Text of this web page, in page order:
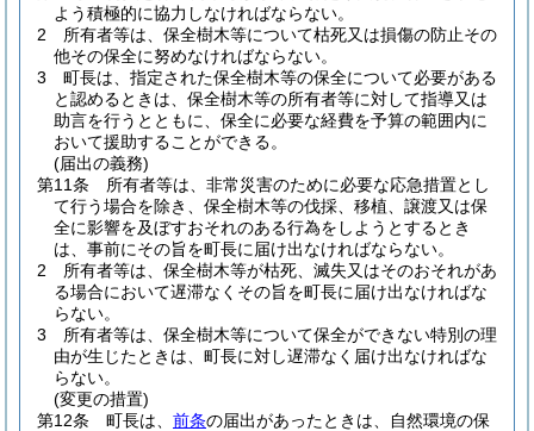
よう積極的に協力しなければならない。
2
所有者等は、保全樹木等について枯死又は損傷の防止その
他その保全に努めなければならない。
3
町長は、指定された保全樹木等の保全について必要がある
と認めるときは、保全樹木等の所有者等に対して指導又は
助言を行うとともに、保全に必要な経費を予算の範囲内に
おいて援助することができる。
(届出の義務)
第11条
所有者等は、非常災害のために必要な応急措置とし
て行う場合を除き、保全樹木等の伐採、移植、譲渡又は保
全に影響を及ぼすおそれのある行為をしようとするとき
は、事前にその旨を町長に届け出なければならない。
2
所有者等は、保全樹木等が枯死、滅失又はそのおそれがあ
る場合において遅滞なくその旨を町長に届け出なければな
らない。
3
所有者等は、保全樹木等について保全ができない特別の理
由が生じたときは、町長に対し遅滞なく届け出なければな
らない。
(変更の措置)
第12条
町長は、 前条の届出があったときは、自然環境の保